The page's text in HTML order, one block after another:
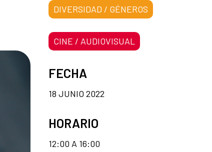
DIVERSIDAD / GÉNEROS
CINE / AUDIOVISUAL
FECHA
18 JUNIO 2022
HORARIO
12:00 A 16:00